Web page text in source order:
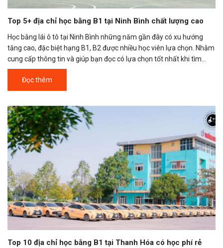
Top 5+ địa chỉ học bằng B1 tại Ninh Bình chất lượng cao
Học bằng lái ô tô tại Ninh Bình những năm gần đây có xu hướng
tăng cao, đặc biệt hạng B1, B2 được nhiều học viên lựa chọn. Nhằm
cung cấp thông tin và giúp bạn đọc có lựa chọn tốt nhất khi tìm...
Đọc thêm
Top 10 địa chỉ học bằng B1 tại Thanh Hóa có học phí rẻ